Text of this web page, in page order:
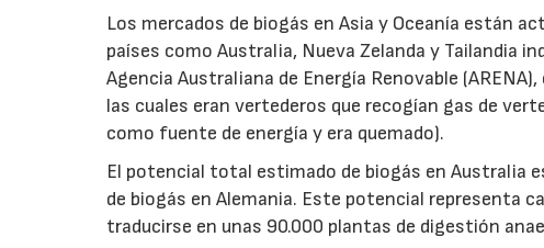
Los mercados de biogás en Asia y Oceanía están
países como Australia, Nueva Zelanda y Tailandia
Agencia Australiana de Energía Renovable
las cuales eran vertederos que recogían gas de
como fuente de energía y era quemado).
El potencial total estimado de biogás en Australia
de biogás en Alemania. Este potencial representa
traducirse en unas 90.000 plantas de digestión